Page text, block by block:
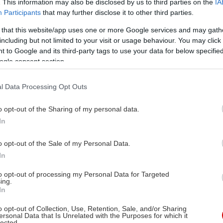
This information may also be disclosed by us to third parties on the
Participants that may further disclose it to other third parties.
that this website/app uses one or more Google services and may
but not limited to your visit or usage behaviour. You may
to Google and its third-party tags to use your data for below
consent section.
Data Processing Opt Outs
opt-out of the Sharing of my personal data.
opt-out of the Sale of my Personal Data.
opt-out of processing my Personal Data for Targeted
opt-out of Collection, Use, Retention, Sale, and/or Sharing
Data that Is Unrelated with the Purposes for which it
αναγνώρισηκάτι που του δίνει την
χαρακτηριστικό του στυλ, τηρώντας αποστάσεις
στη Φλωρεντίαείναι από τις πιο ανάγλυφες
κανείς στις σημερινές παχουλές του
, ”επηρεάστηκα από την ιταλική αναγέννηση”.
των μορφών του Μποτέρο παραπέμπει ευθέως
και χρειάζεται η χρήση των βίαια έντονων
λένε ότι ”ευθύνεται” και για τους
αλλά και στα αντικείμενα που ζωγραφίζει.
που πιέζει των περιβάλλοντα χώρο λες και